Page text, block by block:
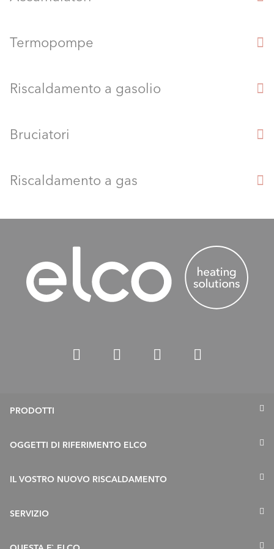
Termopompe
Riscaldamento a gasolio
Bruciatori
Riscaldamento a gas
PRODOTTI
Caldaie a gasolio
OGGETTI DI RIFERIMENTO ELCO
IL VOSTRO NUOVO RISCALDAMENTO
SERVIZIO